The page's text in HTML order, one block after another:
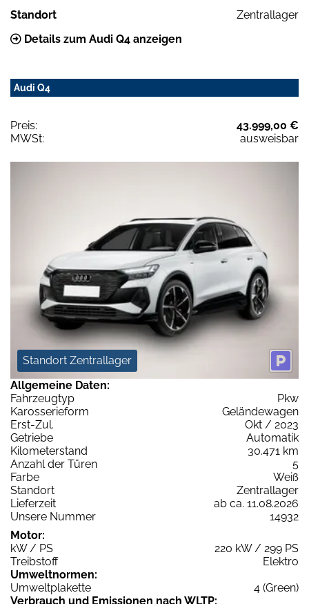
Standort
Zentrallager
Details zum Audi Q4 anzeigen
Audi Q4
Preis:
43.999,00 €
MWSt:
ausweisbar
Standort Zentrallager
Allgemeine Daten:
Fahrzeugtyp
Pkw
Karosserieform
Geländewagen
Erst-Zul.
Okt / 2023
Getriebe
Automatik
Kilometerstand
30.471 km
Anzahl der Türen
5
Farbe
Weiß
Standort
Zentrallager
Lieferzeit
ab ca. 11.08.2026
Unsere Nummer
14932
Motor:
kW / PS
220 kW / 299 PS
Treibstoff
Elektro
Umweltnormen:
Umweltplakette
4 (Green)
Verbrauch und Emissionen nach WLTP: